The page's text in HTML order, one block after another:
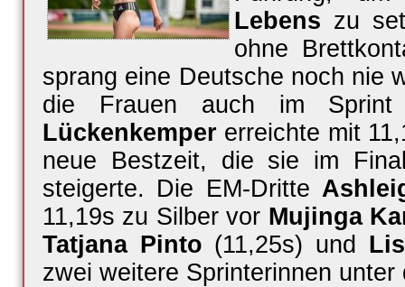
Lebens zu
ohne
sprang eine Deutsche noch nie
die Frauen auch im
Lückenkemper erreichte mit
neue Bestzeit, die sie im
steigerte. Die EM-Dritte
11,19s zu Silber vor Mujinga
Tatjana Pinto (11,25s) und
zwei weitere Sprinterinnen unter